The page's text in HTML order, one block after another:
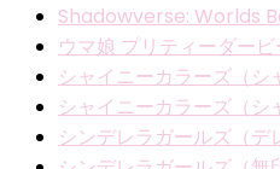
Shadowverse: Worlds
ウマ娘 プリティーダービ
シャイニーカラーズ（シ
シャイニーカラーズ（シ
シンデレラガールズ（デ